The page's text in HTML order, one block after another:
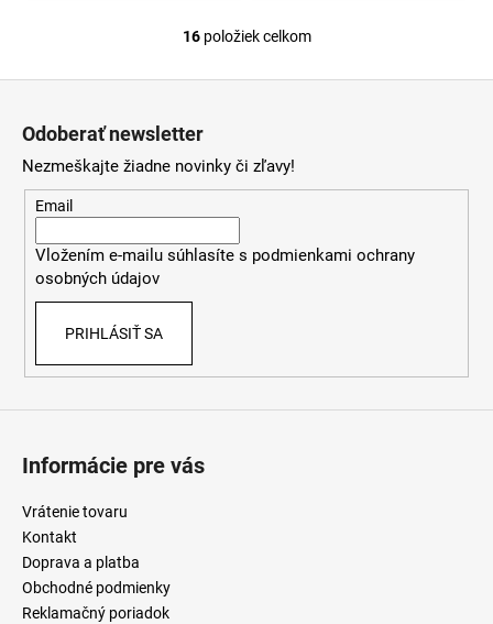
O
a
c
p
v
ý
16položiek celkom
Odoberať newsletter
Nezmeškajte žiadne novinky či zľavy!
Email
Vložením e-mailu súhlasíte s podmienkami ochrany
osobných údajov
PRIHLÁSIŤ SA
Informácie pre vás
Vrátenie tovaru
Kontakt
Doprava a platba
Obchodné podmienky
Reklamačný poriadok